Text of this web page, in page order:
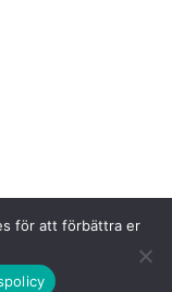
för att förbättra er